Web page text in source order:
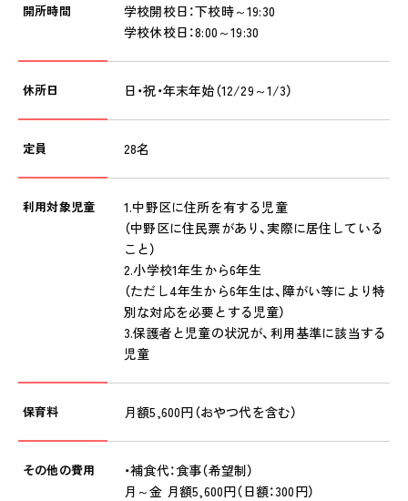
ピノキオハウス
cocoiro
放課後等デイサービス
お知らせ
NEWS
会社概要
COMPANY
採用情報
ピノキオチャンネル
お問い合わせ
CONTACT
開所時間
学校開校日：下校時～19:30
学校休校日：8:00～19:30
休所日 日・祝・年末年始（12/29～1/3）
定員 28名
利用対象児童
1.中野区に住所を有する児童
（中野区に住民票があり、実際に居住している
こと）
2.小学校1年生から6年生
（ただし4年生から6年生は、障がい等により特
別な対応を必要とする児童）
3.保護者と児童の状況が、利用基準に該当する
児童
保育料 月額5,600円（おやつ代を含む）
その他の費用
・補食代：食事（希望制）
月～金 月額5,600円（日額：300円）